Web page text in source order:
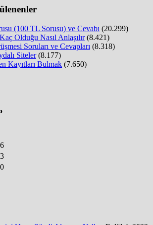
(100 TL Sorusu) ve Cevabı (20.299)
Olduğu Nasıl Anlaşılır (8.421)
Soruları ve Cevapları (8.318)
Siteler (8.177)
Kayıtları Bulmak (7.650)